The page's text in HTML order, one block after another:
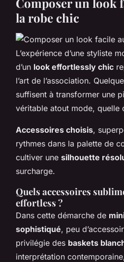
la robe chic
L’expérience d’une styliste
d’un look effortlessly chic
l’art de l’association.
suffisent à transformer une
véritable atout mode, quelle
Accessoires choisis,
rythmes dans la palette de
cultiver une silhouette
surcharge.
Quels accessoires
effortless ?
Dans cette démarche de
sophistiqué, peu
privilégie des baskets
interprétation